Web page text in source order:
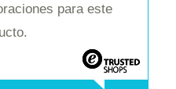
para este